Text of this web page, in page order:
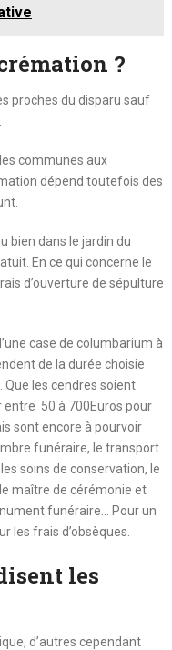
?
proches du disparu sauf
communes aux
dépend toutefois des
bien dans le jardin du
En ce qui concerne le
d’ouverture de sépulture
case de columbarium à
de la durée choisie
les cendres soient
50 à 700Euros pour
sont encore à pourvoir
funéraire, le transport
soins de conservation, le
maître de cérémonie et
funéraire… Pour un
les frais d’obsèques.
les
d’autres cependant